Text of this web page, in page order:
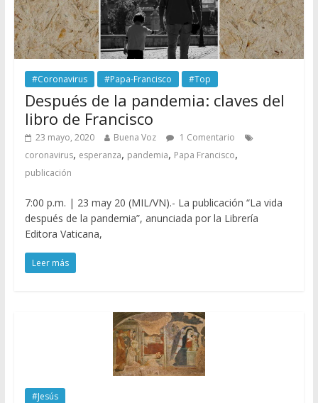
#Coronavirus #Papa-Francisco #Top
Después de la pandemia: claves del
libro de Francisco
23 mayo, 2020 Buena Voz
1 Comentario
coronavirus, esperanza, pandemia, Papa Francisco,
publicación
7:00 p.m. | 23 may 20 (MIL/VN).- La publicación “La vida
después de la pandemia”, anunciada por la Librería
Editora Vaticana,
Leer más
#Jesús